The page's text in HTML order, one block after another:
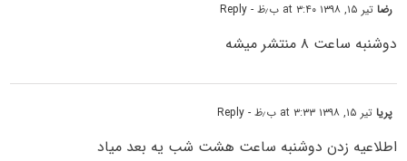
رضاتیر ۱۵, ۱۳۹۸ at ۳:۴۰ ب٫ظ - Reply
دوشنبه ساعت ۸ منتشر میشه
پریاتیر ۱۵, ۱۳۹۸ at ۳:۳۳ ب٫ظ - Reply
اطلاعیه زدن دوشنبه ساعت هشت شب یه بعد میاد